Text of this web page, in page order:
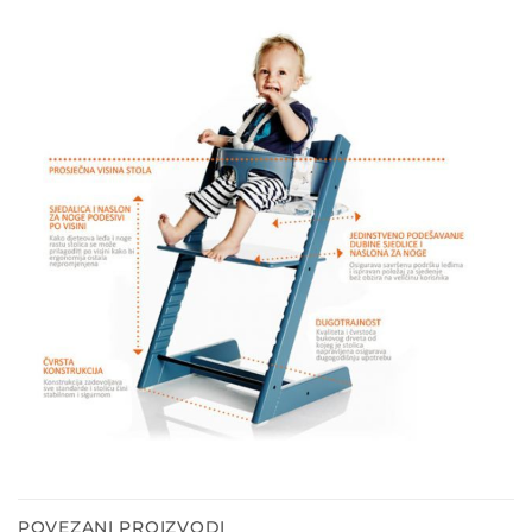
POVEZANI PROIZVODI